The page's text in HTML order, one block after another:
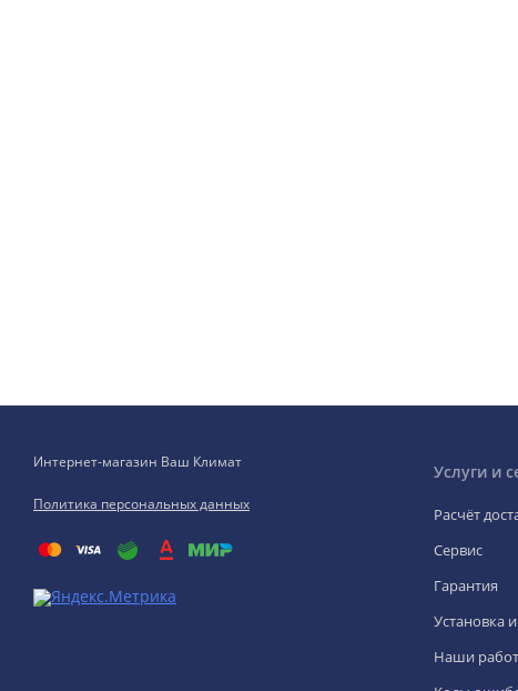
Интернет-магазин Ваш Климат
Политика персональных данных
Услуги и
Расчёт
Сервис
Гарантия
Установка
Наши